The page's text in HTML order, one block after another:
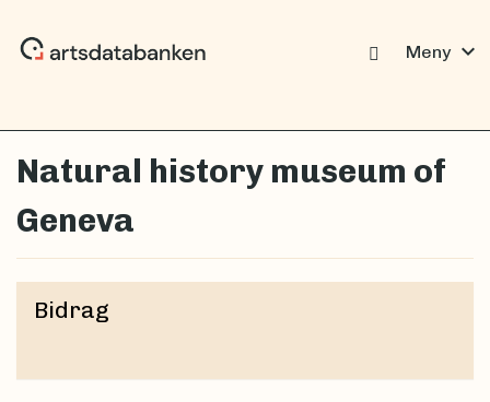
Meny expand_more
Natural history museum of
Geneva
Bidrag